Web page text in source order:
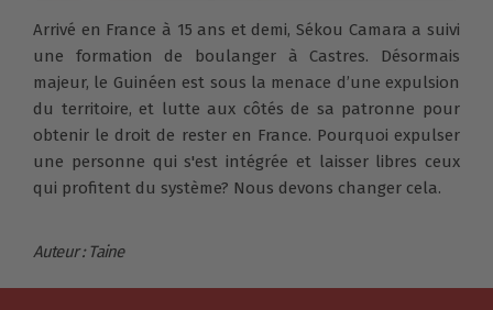
Arrivé en France à 15 ans et demi, Sékou Camara a suivi
une formation de boulanger à Castres. Désormais
majeur, le Guinéen est sous la menace d’une expulsion
du territoire, et lutte aux côtés de sa patronne pour
obtenir le droit de rester en France. Pourquoi expulser
une personne qui s'est intégrée et laisser libres ceux
qui profitent du système? Nous devons changer cela.
Auteur : Taine